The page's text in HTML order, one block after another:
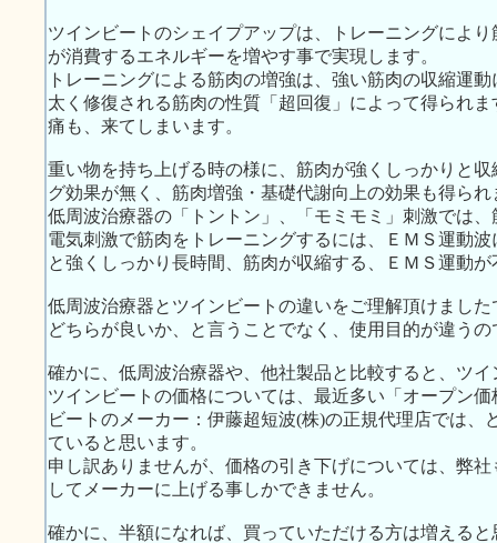
ツインビートのシェイプアップは、トレーニングによ
が消費するエネルギーを増やす事で実現します。
トレーニングによる筋肉の増強は、強い筋肉の収縮運
太く修復される筋肉の性質「超回復」によって得られ
痛も、来てしまいます。
重い物を持ち上げる時の様に、筋肉が強くしっかりと
グ効果が無く、筋肉増強・基礎代謝向上の効果も得られ
低周波治療器の「トントン」、「モミモミ」刺激では
電気刺激で筋肉をトレーニングするには、ＥＭＳ運動
と強くしっかり長時間、筋肉が収縮する、ＥＭＳ運動
低周波治療器とツインビートの違いをご理解頂けました
どちらが良いか、と言うことでなく、使用目的が違う
確かに、低周波治療器や、他社製品と比較すると、ツ
ツインビートの価格については、最近多い「オープン
ビートのメーカー：伊藤超短波(株)の正規代理店では
ていると思います。
申し訳ありませんが、価格の引き下げについては、弊
してメーカーに上げる事しかできません。
確かに、半額になれば、買っていただける方は増える